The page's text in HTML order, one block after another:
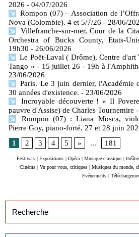
2026 - 04/07/2026
Rompon (07) – Association de
Nova (Colombie). 4 et 5/7/26 - 28/06/
Villefranche-sur-mer, Cour de la
Orchestra of Bucks County, Etats-
19h30 - 26/06/2026
Le Poët-Laval ( Drôme), Centre
Tango » - 15 juillet 26 - 19h à
23/06/2026
Paris. Le 3 juin dernier, l'Académie
30 années d'existence. - 23/06/2026
Incroyable découverte ! « Il
pauvre d'Assise) de Charles Tournemire
Rompon (07) : Liana Mosca,
Pierre Goy, piano-forté. 27 et 28 juin
1
2 3 4 5 » ... 181
Festivals Expositions Opéra Musique classique théâtre
Cinéma
Vu pour vous, critiques Musiques du monde,
Evénements